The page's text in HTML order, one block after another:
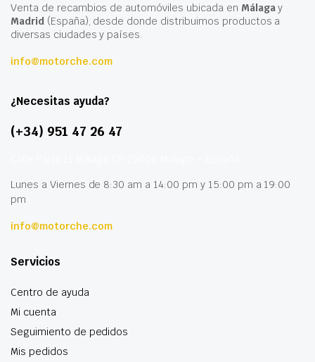
Venta de recambios de automóviles ubicada en Málagay
Madrid(España), desde donde distribuimos productos a
diversas ciudades y países.
info@motorche.com
¿Necesitas ayuda?
(+34) 951 47 26 47
Lunes a Viernes de 8:30 am a 14:00 pm y 15:00 pm a 19:00
pm
info@motorche.com
Servicios
Centro de ayuda
Mi cuenta
Seguimiento de pedidos
Mis pedidos